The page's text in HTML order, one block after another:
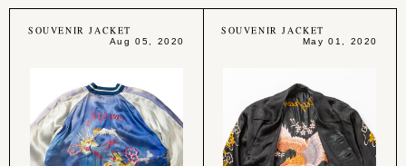
SOUVENIR JACKET
Aug 05, 2020
SOUVENIR JACKET
May 01, 2020